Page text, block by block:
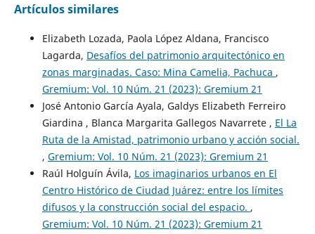
Artículos similares
Elizabeth Lozada, Paola López Aldana, Francisco
Lagarda, Desafíos del patrimonio arquitectónico en
zonas marginadas. Caso: Mina Camelia, Pachuca ,
Gremium: Vol. 10 Núm. 21 (2023): Gremium 21
José Antonio García Ayala, Galdys Elizabeth Ferreiro
Giardina , Blanca Margarita Gallegos Navarrete , El La
Ruta de la Amistad, patrimonio urbano y acción social.
, Gremium: Vol. 10 Núm. 21 (2023): Gremium 21
Raúl Holguín Ávila, Los imaginarios urbanos en El
Centro Histórico de Ciudad Juárez: entre los límites
difusos y la construcción social del espacio. ,
Gremium: Vol. 10 Núm. 21 (2023): Gremium 21